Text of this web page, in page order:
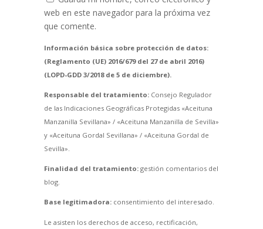
web en este navegador para la próxima vez
que comente.
Información básica sobre protección de datos:
(Reglamento (UE) 2016/679 del 27 de abril 2016)
(LOPD-GDD 3/2018 de 5 de diciembre).
Responsable del tratamiento:Consejo Regulador
de las Indicaciones Geográficas Protegidas «Aceituna
Manzanilla Sevillana» / «Aceituna Manzanilla de Sevilla»
y «Aceituna Gordal Sevillana» / «Aceituna Gordal de
Sevilla».
Finalidad del tratamiento:gestión comentarios del
blog.
Base legitimadora:consentimiento del interesado.
Le asisten los derechos de acceso, rectificación,